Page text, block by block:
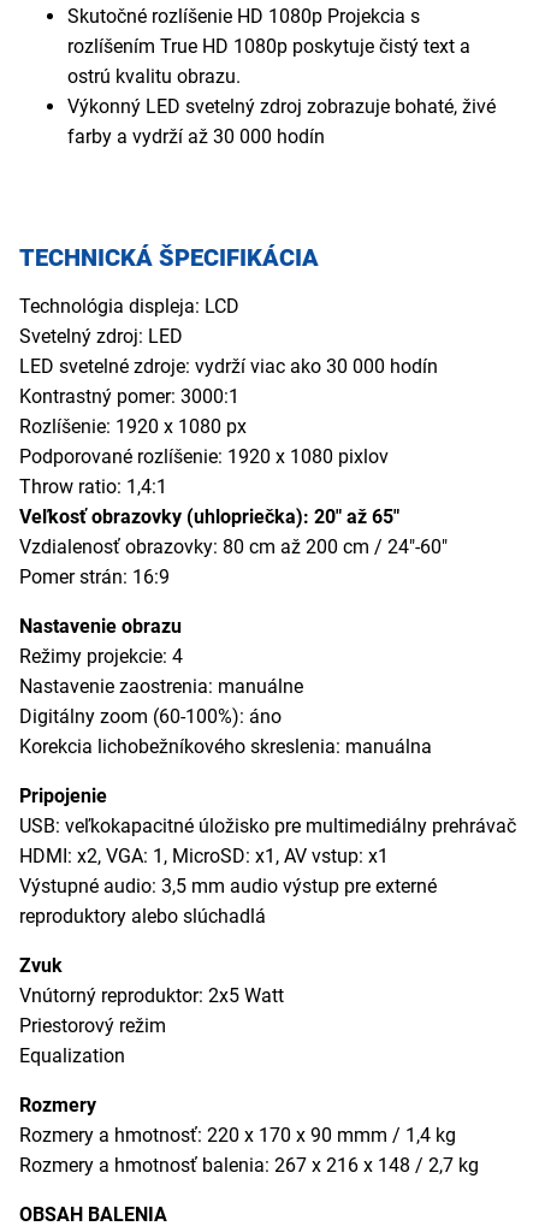
Skutočné rozlíšenie HD 1080p Projekcia s
rozlíšením True HD 1080p poskytuje čistý text a
ostrú kvalitu obrazu.
Výkonný LED svetelný zdroj zobrazuje bohaté, živé
farby a vydrží až 30 000 hodín
TECHNICKÁ ŠPECIFIKÁCIA
Technológia displeja: LCD
Svetelný zdroj: LED
LED svetelné zdroje: vydrží viac ako 30 000 hodín
Kontrastný pomer: 3000:1
Rozlíšenie: 1920 x 1080 px
Podporované rozlíšenie: 1920 x 1080 pixlov
Throw ratio: 1,4:1
Veľkosť obrazovky (uhlopriečka): 20" až 65"
Vzdialenosť obrazovky: 80 cm až 200 cm / 24"-60"
Pomer strán: 16:9
Nastavenie obrazu
Režimy projekcie: 4
Nastavenie zaostrenia: manuálne
Digitálny zoom (60-100%): áno
Korekcia lichobežníkového skreslenia: manuálna
Pripojenie
USB: veľkokapacitné úložisko pre multimediálny prehrávač
HDMI: x2, VGA: 1, MicroSD: x1, AV vstup: x1
Výstupné audio: 3,5 mm audio výstup pre externé
reproduktory alebo slúchadlá
Zvuk
Vnútorný reproduktor: 2x5 Watt
Priestorový režim
Equalization
Rozmery
Rozmery a hmotnosť: 220 x 170 x 90 mmm / 1,4 kg
Rozmery a hmotnosť balenia: 267 x 216 x 148 / 2,7 kg
OBSAH BALENIA